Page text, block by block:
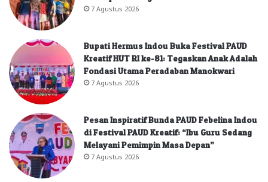
7 Agustus 2026
Bupati Hermus Indou Buka Festival PAUD
Kreatif HUT RI ke-81: Tegaskan Anak Adalah
Fondasi Utama Peradaban Manokwari
7 Agustus 2026
Pesan Inspiratif Bunda PAUD Febelina Indou
di Festival PAUD Kreatif: “Ibu Guru Sedang
Melayani Pemimpin Masa Depan”
7 Agustus 2026